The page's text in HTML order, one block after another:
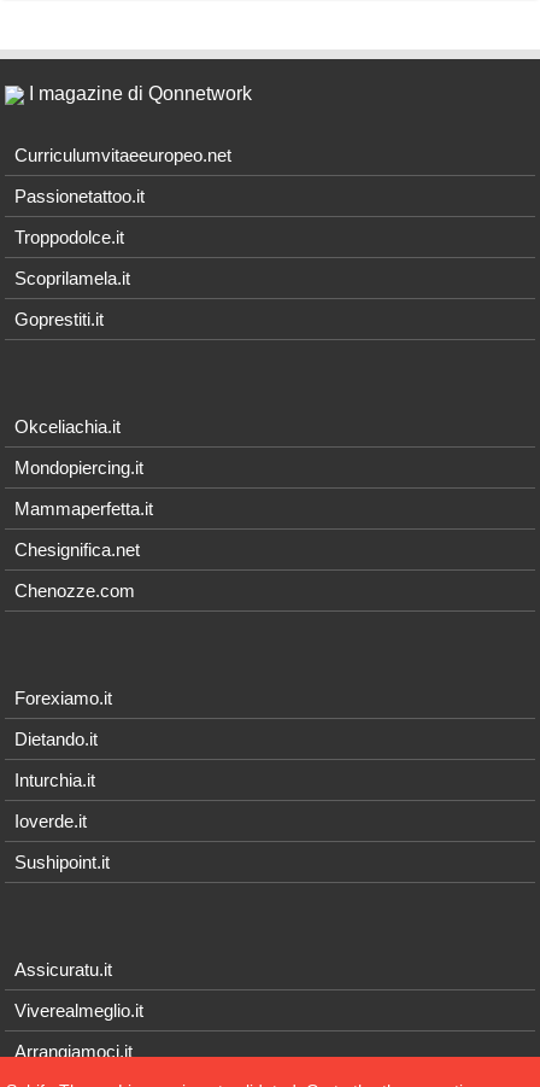
I magazine di Qonnetwork
Curriculumvitaeeuropeo.net
Passionetattoo.it
Troppodolce.it
Scoprilamela.it
Goprestiti.it
Okceliachia.it
Mondopiercing.it
Mammaperfetta.it
Chesignifica.net
Chenozze.com
Forexiamo.it
Dietando.it
Inturchia.it
Ioverde.it
Sushipoint.it
Assicuratu.it
Viverealmeglio.it
Arrangiamoci.it